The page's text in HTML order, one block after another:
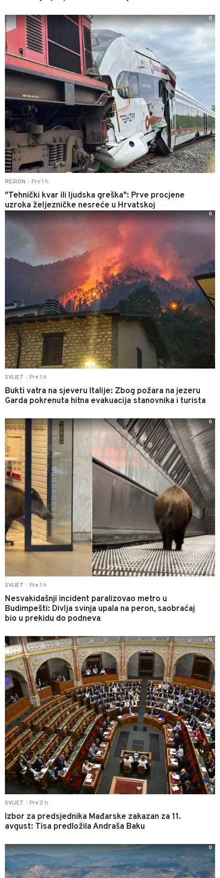
REGION Pre 1 h
"Tehnički kvar ili ljudska greška": Prve procjene
uzroka željezničke nesreće u Hrvatskoj
0
SVIJET Pre 1 h
Bukti vatra na sjeveru Italije: Zbog požara na jezeru
Garda pokrenuta hitna evakuacija stanovnika i turista
0
SVIJET Pre 1 h
Nesvakidašnji incident paralizovao metro u
Budimpešti: Divlja svinja upala na peron, saobraćaj
bio u prekidu do podneva
0
SVIJET Pre 2 h
Izbor za predsjednika Mađarske zakazan za 11.
avgust: Tisa predložila Andraša Baku
0
0